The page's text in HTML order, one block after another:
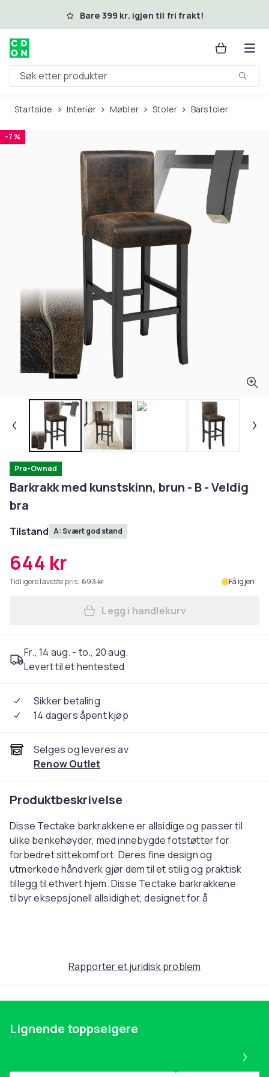
Hopp til hovedinnholdBare 399 kr. igjen til fri frakt!
Søk etter produkter
Startside Interiør Møbler Stoler Barstoler
-7 %
Pre-Owned
Barkrakk med kunstskinn, brun - B - Veldig
bra
Tilstand A: Svært god stand
644 kr
Tidligere laveste pris: 693 kr Få igjen
Legg Barkrakk med
Legg i handlekurv
Fr., 14 aug. - to., 20 aug.
Levert til et hentested
Sikker betaling
14 dagers åpent kjøp
Selges og leveres av
Renow Outlet
Produktbeskrivelse
Disse Tectake barkrakkene er allsidige og passer til
ulike benkehøyder, med innebygde fotstøtter for
forbedret sittekomfort. Deres fine design og
utmerkede håndverk gjør dem til et stilig og praktisk
tillegg til ethvert hjem. Disse Tectake barkrakkene
tilbyr eksepsjonell allsidighet, designet for å
og integrerte fotstøtter, som gir optimal støtte selv
gjennomtenkte designet gjør dem perfekte for
spiseområder. Krakkene har et lettstelt
sikrer at de beholder sitt plettfrie utseende i årene som
kommer. Dette slitesterke materialet er ideelt for travle
Rapporter et juridisk problem
Lignende toppselgere